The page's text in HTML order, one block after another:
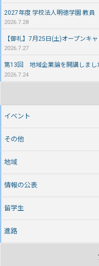
2027年度 学校法人明徳学園 教員
2026.7.28
【御礼】7月25日(土)オープンキャ
2026.7.27
第13回 地域企業論を開講しまし
2026.7.24
イベント
その他
地域
情報の公表
留学生
進路